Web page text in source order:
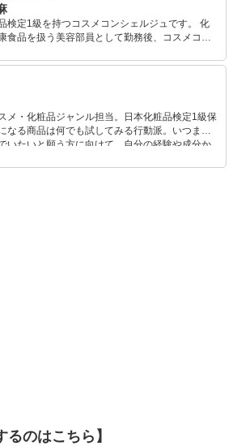
検定1級を持つコスメコンシェルジュです。 化
食品を扱う美容部員として勤務後、コスメコン
様の社内向けテキスト作成など幅広く活動して
ニーズに合うグッズを見極め、みなさんに良い
けします。
メ・化粧品ジャンル担当。日本化粧品検定1級保
なる商品は何でも試してみる行動派。いつまで
いたいと願う方に向けて、自分の経験や成分か
るのはこちら】